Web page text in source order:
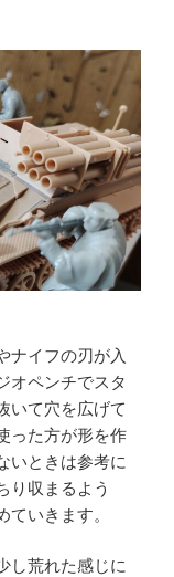
ナイフの刃が入
オペンチでスタ
いて穴を広げて
った方が形を作
いときは参考に
り収まるよう
いきます。
し荒れた感じに